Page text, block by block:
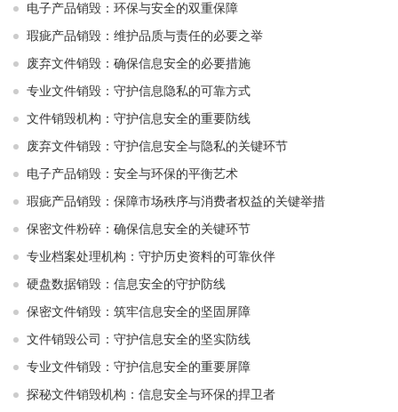
电子产品销毁：环保与安全的双重保障
瑕疵产品销毁：维护品质与责任的必要之举
废弃文件销毁：确保信息安全的必要措施
专业文件销毁：守护信息隐私的可靠方式
文件销毁机构：守护信息安全的重要防线
废弃文件销毁：守护信息安全与隐私的关键环节
电子产品销毁：安全与环保的平衡艺术
瑕疵产品销毁：保障市场秩序与消费者权益的关键举措
保密文件粉碎：确保信息安全的关键环节
专业档案处理机构：守护历史资料的可靠伙伴
硬盘数据销毁：信息安全的守护防线
保密文件销毁：筑牢信息安全的坚固屏障
文件销毁公司：守护信息安全的坚实防线
专业文件销毁：守护信息安全的重要屏障
探秘文件销毁机构：信息安全与环保的捍卫者